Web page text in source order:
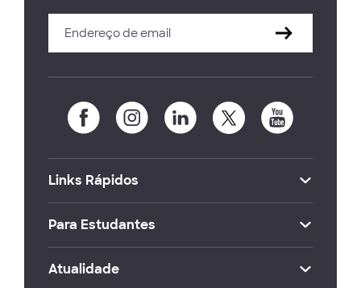
Links Rápidos
Para Estudantes
Atualidade